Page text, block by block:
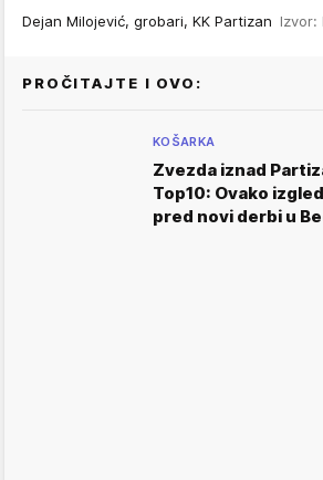
Dejan Milojević, grobari, KK Partizan Izvor:
PROČITAJTE I OVO:
KOŠARKA
Zvezda iznad
Top10: Ovako
pred novi derbi u